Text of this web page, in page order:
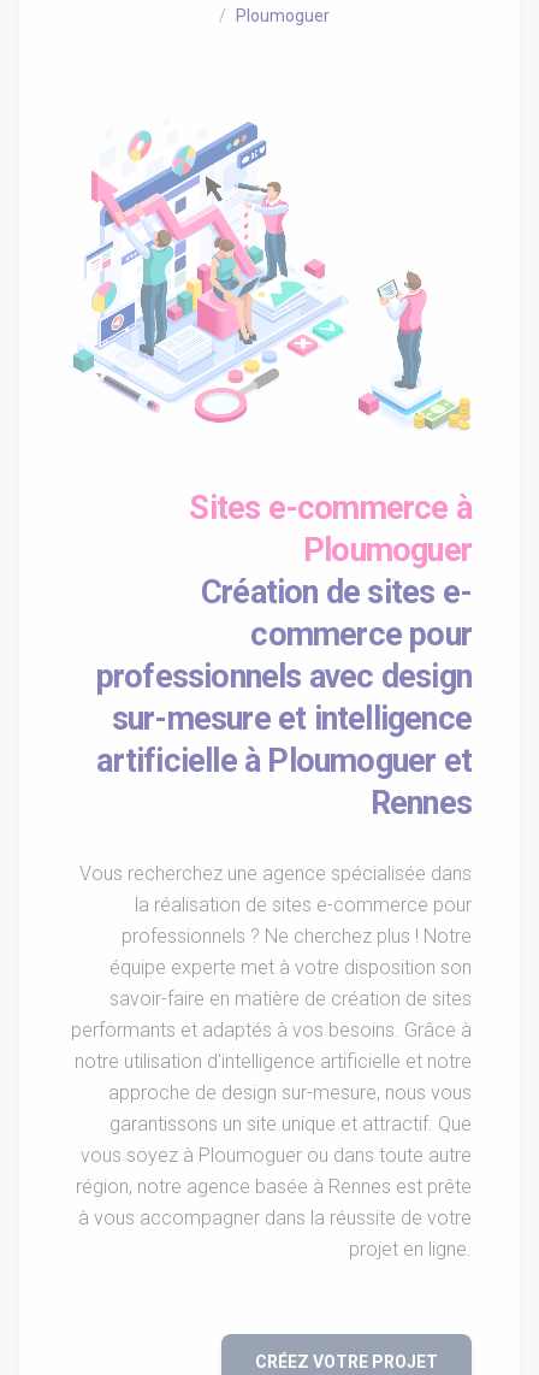
Ploumoguer
Sites e-commerce à
Ploumoguer
Création de sites e-
commerce pour
professionnels avec design
sur-mesure et intelligence
artificielle à Ploumoguer et
Rennes
Vous recherchez une agence spécialisée dans
la réalisation de sites e-commerce pour
professionnels ? Ne cherchez plus ! Notre
équipe experte met à votre disposition son
savoir-faire en matière de création de sites
performants et adaptés à vos besoins. Grâce à
notre utilisation d'intelligence artificielle et notre
approche de design sur-mesure, nous vous
garantissons un site unique et attractif. Que
vous soyez à Ploumoguer ou dans toute autre
région, notre agence basée à Rennes est prête
à vous accompagner dans la réussite de votre
projet en ligne.
CRÉEZ VOTRE PROJET